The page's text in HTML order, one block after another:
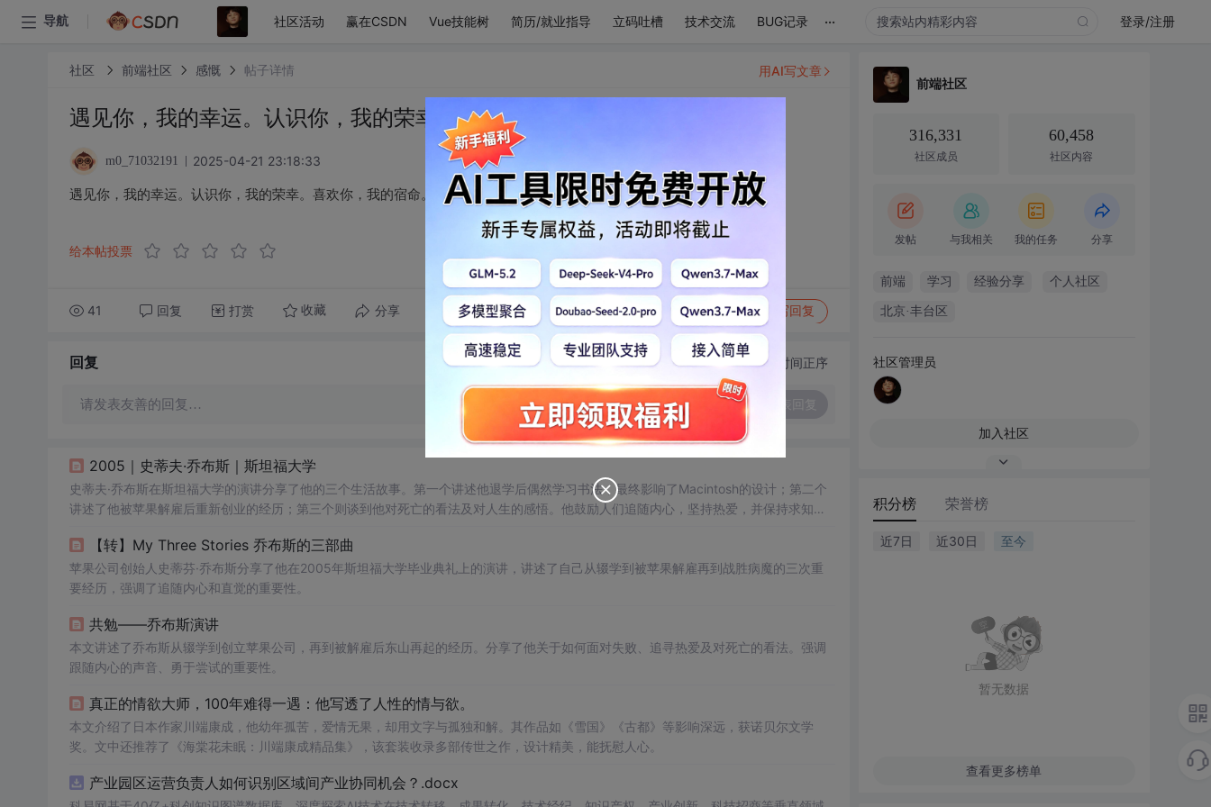
导航 社区活动 赢在CSDN Vue技能树 简历/就业指导 立码吐槽 技术交流 BUG记录 ... 登录/注册
社区 前端社区 感慨 帖子详情
遇见你，我的幸运。认识你，我的荣幸。喜欢你，我的宿命。
m0_71032191 2025-04-21 23:18:33
遇见你，我的幸运。认识你，我的荣幸。喜欢你，我的宿命。
给本帖投票
41 回复 打赏 收藏 分享 转发到动态 举报 写回复
用AI写文章
回复 切换为时间正序
请发表友善的回复…
2005｜史蒂夫·乔布斯｜斯坦福大学
史蒂夫·乔布斯在斯坦福大学的演讲分享了他的三个生活故事。第一个讲述他退学后偶然学习书法，最终影响了Macintosh的设计；第二个
讲述了他被苹果解雇后重新创业的经历；第三个则谈到他对死亡的看法及对人生的感悟。他鼓励人们追随内心，坚持热爱，并保持求知
【转】My Three Stories 乔布斯的三部曲
苹果公司创始人史蒂芬·乔布斯分享了他在2005年斯坦福大学毕业典礼上的演讲，讲述了自己从辍学到被苹果解雇再到战胜病魔的三次重
要经历，强调了追随内心和直觉的重要性。
共勉——乔布斯演讲
本文讲述了乔布斯从辍学到创立苹果公司，再到被解雇后东山再起的经历。分享了他关于如何面对失败、追寻热爱及对死亡的看法。强调
跟随内心的声音、勇于尝试的重要性。
真正的情欲大师，100年难得一遇：他写透了人性的情与欲。
本文介绍了日本作家川端康成，他幼年孤苦，爱情无果，却用文字与孤独和解。其作品如《雪国》《古都》等影响深远，获诺贝尔文学
奖。文中还推荐了《海棠花未眠：川端康成精品集》，该套装收录多部传世之作，设计精美，能抚慰人心。
产业园区运营负责人如何识别区域间产业协同机会？.docx
前端社区
316,331
社区成员
60,458
社区内容
发帖 与我相关 我的任务 分享
前端 学习 经验分享 个人社区
北京·丰台区
社区管理员
加入社区
积分榜 荣誉榜
近7日 近30日 至今
暂无数据
查看更多榜单